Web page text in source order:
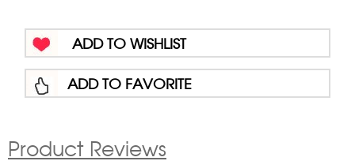
ADD TO WISHLIST
ADD TO FAVORITE
Product Reviews